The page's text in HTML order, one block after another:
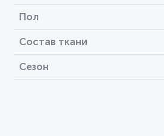
Пол
Состав ткани
Сезон